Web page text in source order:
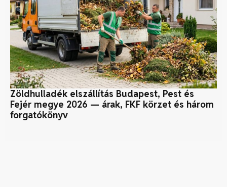
Zöldhulladék elszállítás Budapest, Pest és
Fejér megye 2026 — árak, FKF körzet és három
forgatókönyv